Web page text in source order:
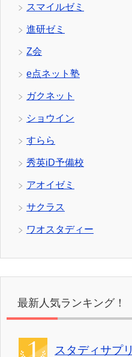
スマイルゼミ
進研ゼミ
Z会
e点ネット塾
ガクネット
ショウイン
すらら
秀英iD予備校
アオイゼミ
サクラス
ワオスタディー
最新人気ランキング！
スタディサプリ